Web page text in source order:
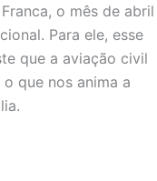
o mês de
Para ele, esse
que a aviação civil
que nos anima a